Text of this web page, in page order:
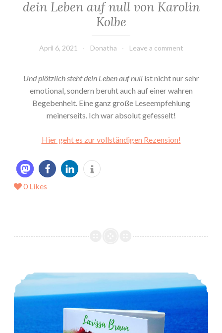
dein Leben auf null von Karolin
Kolbe
April 6, 2021 Donatha Leave a comment
Und plötzlich steht dein Leben auf nullist nicht nur sehr
emotional, sondern beruht auch auf einer wahren
Begebenheit. Eine ganz große Leseempfehlung
meinerseits. Ich war absolut gefesselt!
Hier geht es zur vollständigen Rezension!
0 Likes
*Rezension* -> It´s time to move on von Larissa Braun